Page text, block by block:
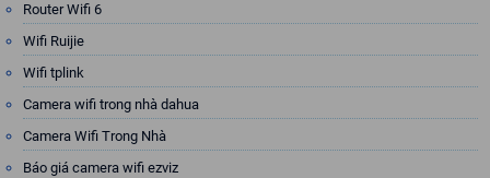
Router Wifi 6
Wifi Ruijie
Wifi tplink
Camera wifi trong nhà dahua
Camera Wifi Trong Nhà
Báo giá camera wifi ezviz